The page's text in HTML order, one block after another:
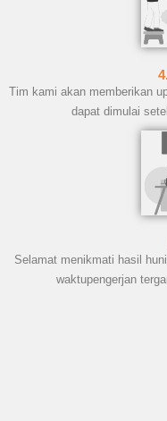
Tim kami akan memberikan
dapat dimulai
Selamat menikmati hasil
waktupengerjan